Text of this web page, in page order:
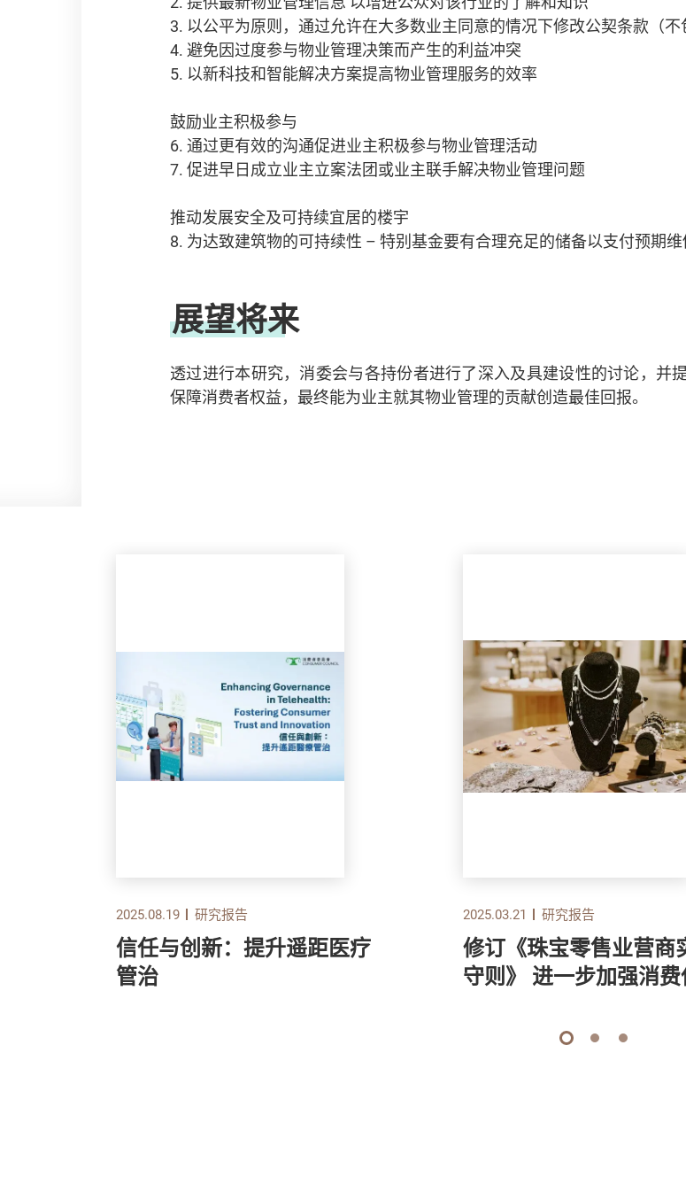
3. 以公平为原则，通过允许在大多数业主同意的情况下修改公契条款（不
4. 避免因过度参与物业管理决策而产生的利益冲突
5. 以新科技和智能解决方案提高物业管理服务的效率
鼓励业主积极参与
6. 通过更有效的沟通促进业主积极参与物业管理活动
7. 促进早日成立业主立案法团或业主联手解决物业管理问题
推动发展安全及可持续宜居的楼宇
8. 为达致建筑物的可持续性 – 特别基金要有合理充足的储备以支付预期
展望将来
透过进行本研究，消委会与各持份者进行了深入及具建设性的讨论，并
保障消费者权益，最终能为业主就其物业管理的贡献创造最佳回报。
2025.08.19 研究报告
信任与创新：提升遥距医疗
管治
2025.03.21 研究报告
修订《珠宝零售业营商
守则》 进一步加强消
1 2 3